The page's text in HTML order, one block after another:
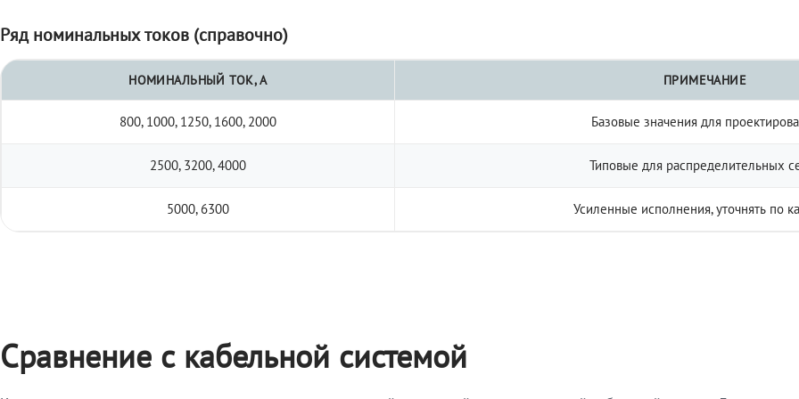
Ряд номинальных токов (справочно)
НОМИНАЛЬНЫЙ ТОК, А ПРИМЕЧАНИЕ
800, 1000, 1250, 1600, 2000 Базовые значения для
2500, 3200, 4000 Типовые для распределительных
5000, 6300 Усиленные исполнения, уточнять по
Сравнение с кабельной системой